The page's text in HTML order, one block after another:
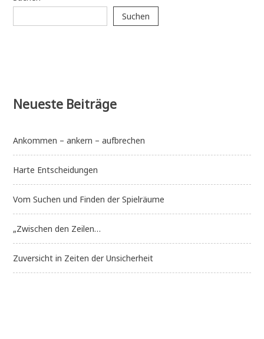
dass
Suchen
Neueste Beiträge
Ankommen – ankern – aufbrechen
Harte Entscheidungen
Vom Suchen und Finden der Spielräume
„Zwischen den Zeilen…
Zuversicht in Zeiten der Unsicherheit